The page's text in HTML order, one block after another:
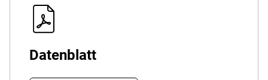
Datenblatt